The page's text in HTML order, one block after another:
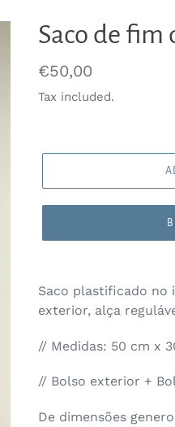
Saco de fim
Regular
price
€50,00
Tax included.
Saco plastificado no
exterior, alça
// Medidas: 50 cm x
// Bolso exterior +
De dimensões